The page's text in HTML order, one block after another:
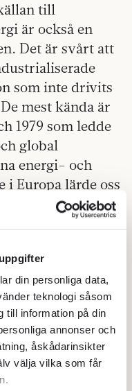
din personliga data,
teknologi såsom
till information på din
annonser och
åskådarinsikter
välja vilka som får
till
är också en
Det är svårt att
som inte drivits
mest kända är
1979 som ledde
global
energi- och
Europa lärde oss
fall leder till:
och
svar på
varit
Så var det